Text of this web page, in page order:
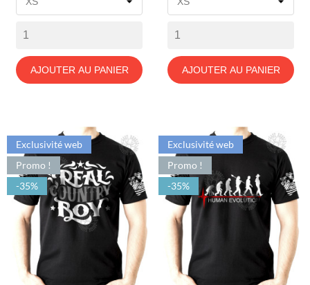
AJOUTER AU PANIER AJOUTER AU PANIER
Exclusivité web
Promo !
-35%
Exclusivité web
Promo !
-35%